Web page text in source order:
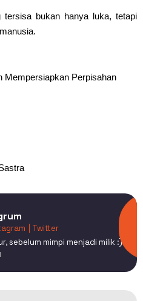
bukan hanya luka, tetapi
Mempersiapkan Perpisahan
| Twitter
sebelum mimpi menjadi milik :)